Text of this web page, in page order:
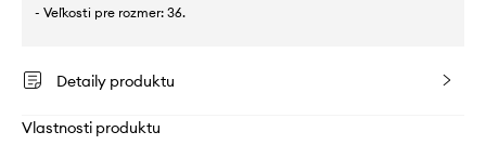
- Veľkosti pre rozmer: 36.
Detaily produktu
Vlastnosti produktu